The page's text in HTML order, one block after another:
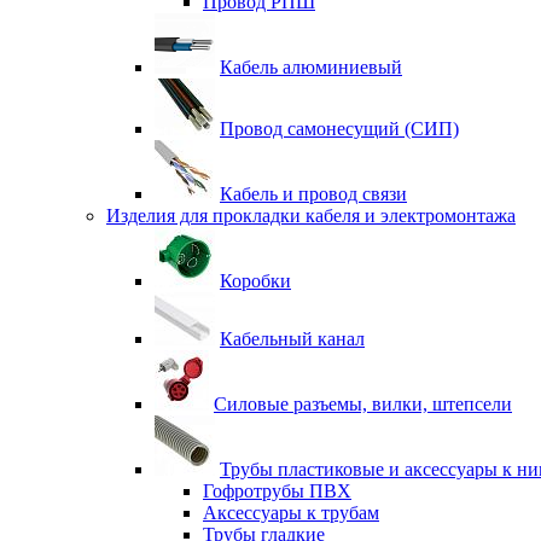
Кабель алюминиевый
Провод самонесущий (СИП)
Кабель и провод связи
Изделия для прокладки кабеля и электромонтажа
Коробки
Кабельный канал
Силовые разъемы, вилки, штепсели
Трубы пластиковые и аксессуары к
Гофротрубы ПВХ
Аксессуары к трубам
Трубы гладкие